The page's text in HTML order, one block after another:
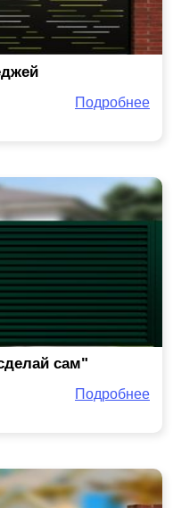
Подробнее
сам"
Подробнее